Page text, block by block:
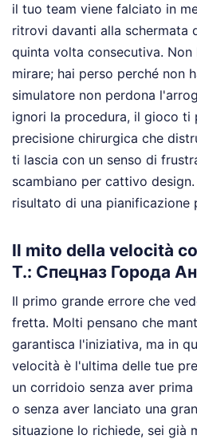
il tuo team viene falciato in
ritrovi davanti alla schermata
quinta volta consecutiva. Non
mirare; hai perso perché non
simulatore non perdona
ignori la procedura, il gioco ti
precisione chirurgica che
ti lascia con un senso di
scambiano per cattivo
risultato di una pianificazione
Il mito della velocità
T.: Спецназ Города
Il primo grande errore che
fretta. Molti pensano che
garantisca l'iniziativa, ma in
velocità è l'ultima delle tue
un corridoio senza aver
o senza aver lanciato una
situazione lo richiede, sei già